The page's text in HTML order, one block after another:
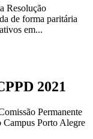
Resolução
de forma paritária
em...
2021
Permanente
Porto Alegre